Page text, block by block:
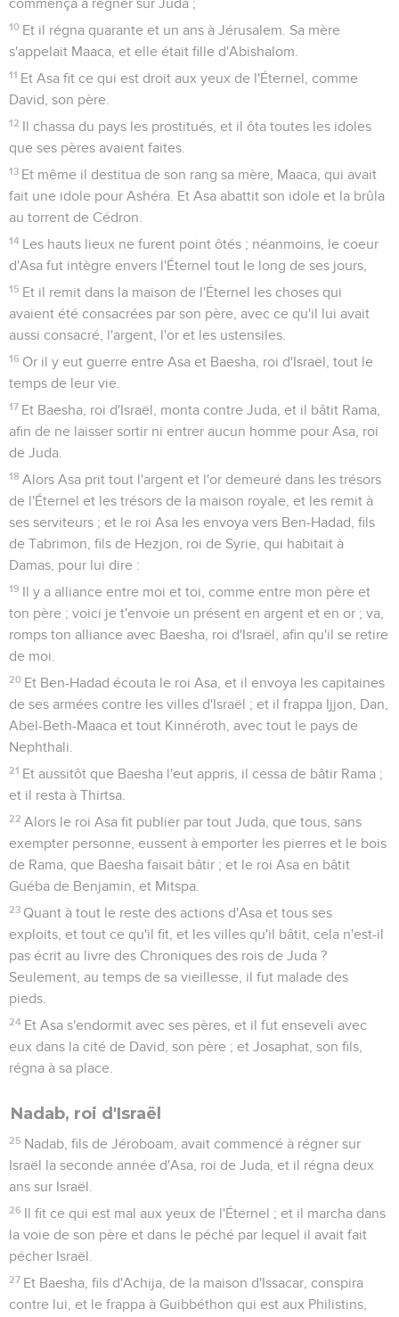
commença à régner sur Juda ;
10 Et il régna quarante et un ans à Jérusalem. Sa mère
s'appelait Maaca, et elle était fille d'Abishalom.
11 Et Asa fit ce qui est droit aux yeux de l'Éternel, comme
David, son père.
12 Il chassa du pays les prostitués, et il ôta toutes les idoles
que ses pères avaient faites.
13 Et même il destitua de son rang sa mère, Maaca, qui avait
fait une idole pour Ashéra. Et Asa abattit son idole et la brûla
au torrent de Cédron.
14 Les hauts lieux ne furent point ôtés ; néanmoins, le coeur
d'Asa fut intègre envers l'Éternel tout le long de ses jours,
15 Et il remit dans la maison de l'Éternel les choses qui
avaient été consacrées par son père, avec ce qu'il lui avait
aussi consacré, l'argent, l'or et les ustensiles.
16 Or il y eut guerre entre Asa et Baesha, roi d'Israël, tout le
temps de leur vie.
17 Et Baesha, roi d'Israël, monta contre Juda, et il bâtit Rama,
afin de ne laisser sortir ni entrer aucun homme pour Asa, roi
de Juda.
18 Alors Asa prit tout l'argent et l'or demeuré dans les trésors
de l'Éternel et les trésors de la maison royale, et les remit à
ses serviteurs ; et le roi Asa les envoya vers Ben-Hadad, fils
de Tabrimon, fils de Hezjon, roi de Syrie, qui habitait à
Damas, pour lui dire :
19 Il y a alliance entre moi et toi, comme entre mon père et
ton père ; voici je t'envoie un présent en argent et en or ; va,
romps ton alliance avec Baesha, roi d'Israël, afin qu'il se retire
de moi.
20 Et Ben-Hadad écouta le roi Asa, et il envoya les capitaines
de ses armées contre les villes d'Israël ; et il frappa Ijjon, Dan,
Abel-Beth-Maaca et tout Kinnéroth, avec tout le pays de
Nephthali.
21 Et aussitôt que Baesha l'eut appris, il cessa de bâtir Rama ;
et il resta à Thirtsa.
22 Alors le roi Asa fit publier par tout Juda, que tous, sans
exempter personne, eussent à emporter les pierres et le bois
de Rama, que Baesha faisait bâtir ; et le roi Asa en bâtit
Guéba de Benjamin, et Mitspa.
23 Quant à tout le reste des actions d'Asa et tous ses
exploits, et tout ce qu'il fit, et les villes qu'il bâtit, cela n'est-il
pas écrit au livre des Chroniques des rois de Juda ?
Seulement, au temps de sa vieillesse, il fut malade des
pieds.
24 Et Asa s'endormit avec ses pères, et il fut enseveli avec
eux dans la cité de David, son père ; et Josaphat, son fils,
régna à sa place.
Nadab, roi d'Israël
25 Nadab, fils de Jéroboam, avait commencé à régner sur
Israël la seconde année d'Asa, roi de Juda, et il régna deux
ans sur Israël.
26 Il fit ce qui est mal aux yeux de l'Éternel ; et il marcha dans
la voie de son père et dans le péché par lequel il avait fait
pécher Israël.
27 Et Baesha, fils d'Achija, de la maison d'Issacar, conspira
contre lui, et le frappa à Guibbéthon qui est aux Philistins,